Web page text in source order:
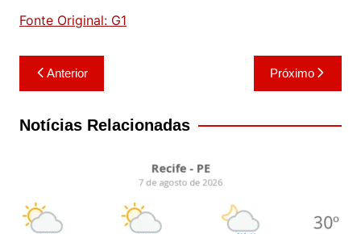
Fonte Original: G1
Navegação
de
Post
Anterior Próximo
Notícias Relacionadas